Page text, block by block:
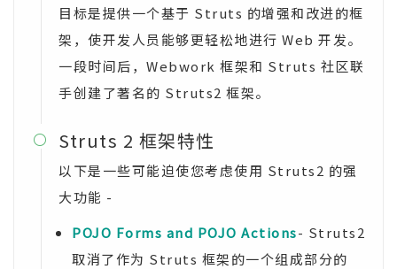
目标是提供一个基于 Struts 的增强和改进的框
架，使开发人员能够更轻松地进行 Web 开发。
一段时间后，Webwork 框架和 Struts 社区联
手创建了著名的 Struts2 框架。
 Struts 2 框架特性
以下是一些可能迫使您考虑使用 Struts2 的强
大功能 -
POJO Forms and POJO Actions- Struts2
取消了作为 Struts 框架的一个组成部分的